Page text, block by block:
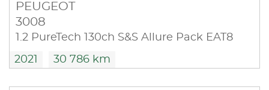
PEUGEOT
3008
1.2 PureTech 130ch S&S Allure Pack EAT8
2021 30 786 km